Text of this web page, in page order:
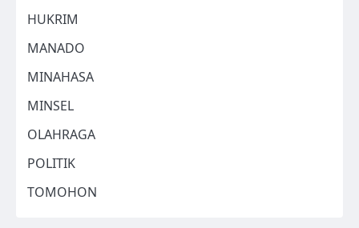
HUKRIM
MANADO
MINAHASA
MINSEL
OLAHRAGA
POLITIK
TOMOHON